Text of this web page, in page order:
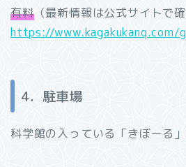
有料（最新情報は公式サイトで
https://www.kagakukanq.com/
4．駐車場
科学館の入っている「きぼーる